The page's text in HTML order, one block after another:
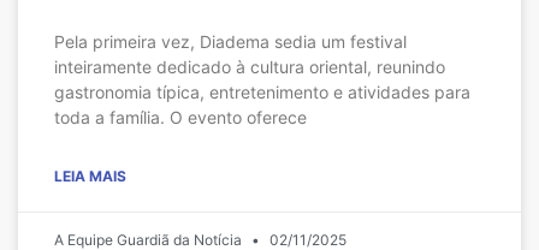
Pela primeira vez, Diadema sedia um festival
inteiramente dedicado à cultura oriental, reunindo
gastronomia típica, entretenimento e atividades para
toda a família. O evento oferece
LEIA MAIS
A Equipe Guardiã da Notícia 02/11/2025